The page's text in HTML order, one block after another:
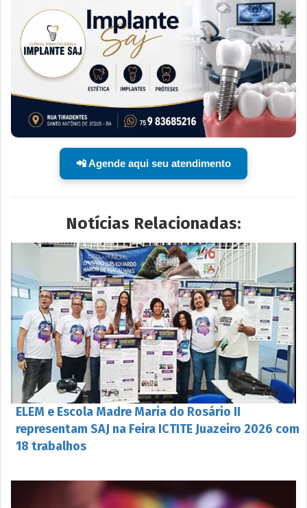
📲 Agende aqui seu atendimento
Notícias Relacionadas:
ELEM e Escola Madre Maria do Rosário II
representam SAJ na Feira ICTITE Juazeiro 2026 com
18 trabalhos